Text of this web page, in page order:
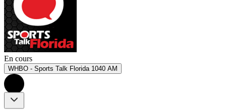
En cours
WHBO - Sports Talk Florida 1040 AM